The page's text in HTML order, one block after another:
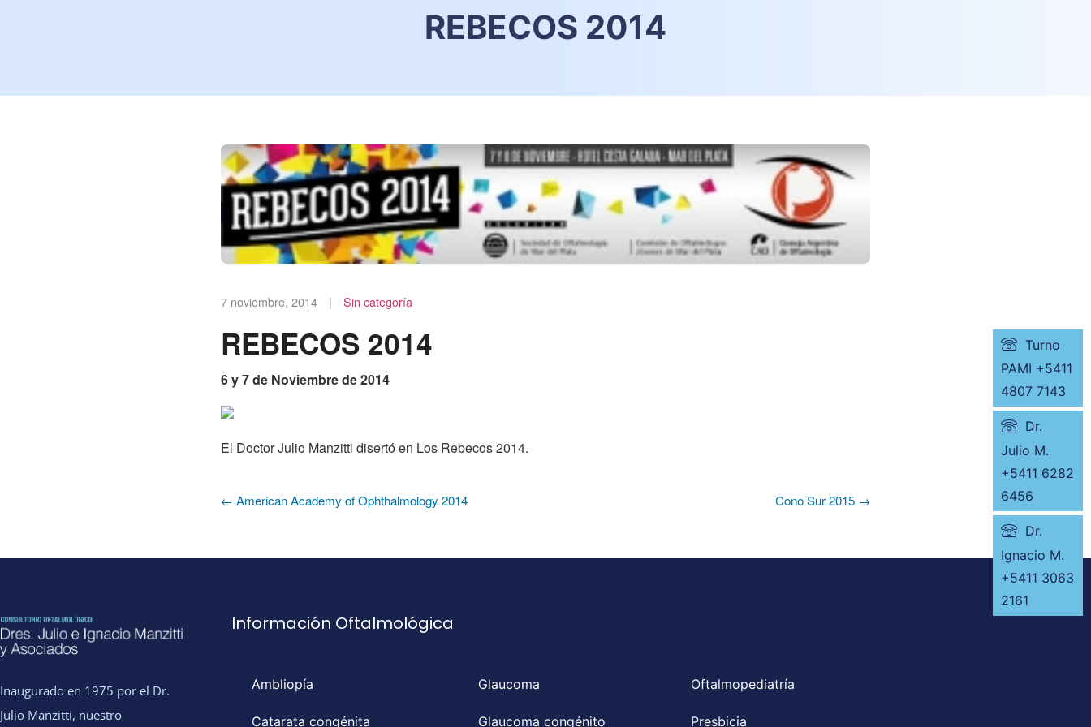
REBECOS 2014
7 noviembre, 2014 | Sin categoría
REBECOS 2014
6 y 7 de Noviembre de 2014
El Doctor Julio Manzitti disertó en Los Rebecos 2014.
← American Academy of Ophthalmology 2014 Cono Sur 2015 →
Inaugurado en 1975 por el Dr.
Julio Manzitti, nuestro
Información Oftalmológica
Ambliopía
Catarata congénita
Glaucoma
Glaucoma congénito
Oftalmopediatría
Presbicia
Turno
PAMI +5411
4807 7143
Dr.
Julio M.
+5411 6282
6456
Dr.
Ignacio M.
+5411 3063
2161